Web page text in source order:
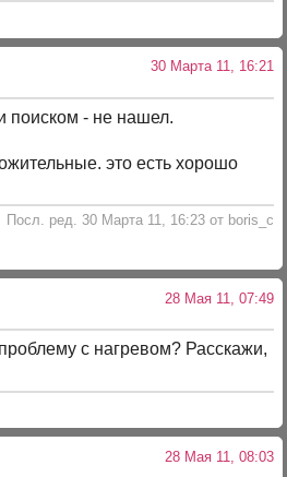
30 Марта 11, 16:21
поиском - не нашел.
это есть хорошо
Посл. ред. 30 Марта 11, 16:23 от boris_c
28 Мая 11, 07:49
с нагревом? Расскажи,
28 Мая 11, 08:03